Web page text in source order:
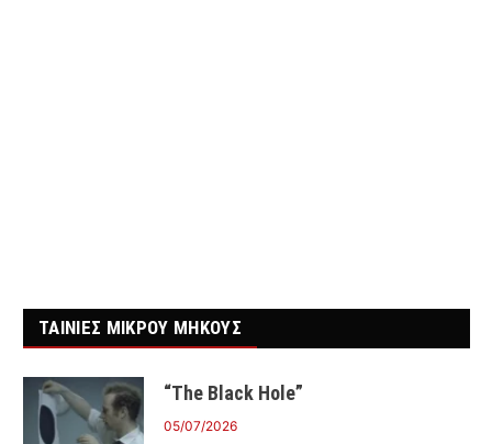
ΤΑΙΝΙΕΣ ΜΙΚΡΟΥ ΜΗΚΟΥΣ
“The Black Hole”
05/07/2026